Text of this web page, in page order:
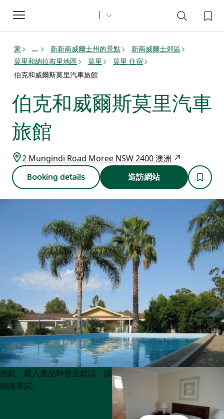
Toggle
navigation
家 ... 新新南威爾士州的景點
新南威爾士郊區
莫里和納拉布里地區
莫里
莫里 住宿
伯克和威爾斯莫里汽車旅館
伯克和威爾斯莫里汽車
旅館
2 Mungindi Road Moree NSW 2400 澳洲
Booking details 造訪網站
Product
List
Product
List
抱歉，載入產品時發生錯誤。請
稍後重試。